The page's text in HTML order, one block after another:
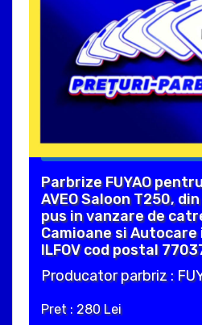
Parbrize FUYAO
AVEO Saloon T250,
pus in vanzare de
Camioane si Autocare
ILFOV cod postal
Producator parbriz :
Pret : 280 Lei